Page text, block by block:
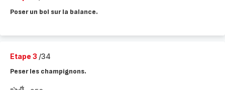
Poser un bol sur la balance.
Etape 3 /34
Peser les champignons.